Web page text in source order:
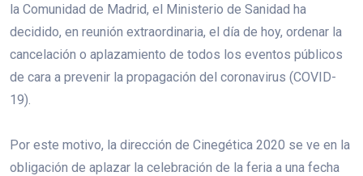
la Comunidad de Madrid, el Ministerio de Sanidad ha
decidido, en reunión extraordinaria, el día de hoy, ordenar la
cancelación o aplazamiento de todos los eventos públicos
de cara a prevenir la propagación del coronavirus (COVID-
19).
Por este motivo, la dirección de Cinegética 2020 se ve en la
obligación de aplazar la celebración de la feria a una fecha